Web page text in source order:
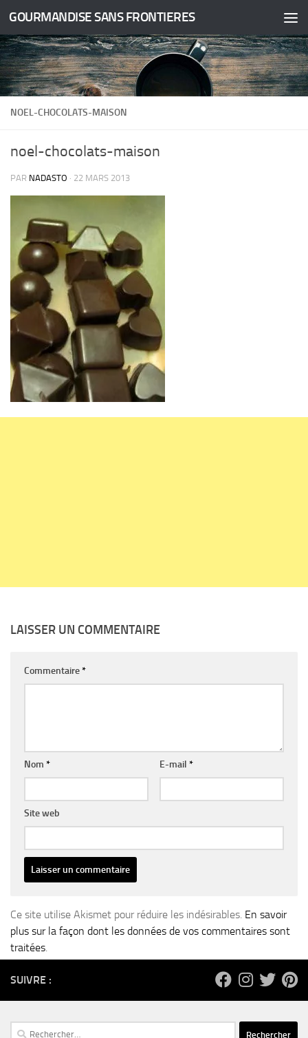
Skip to content
GOURMANDISE SANS FRONTIERES
NOEL-CHOCOLATS-MAISON
noel-chocolats-maison
PAR NADASTO · 22 MARS 2013
LAISSER UN COMMENTAIRE
Commentaire*
Nom * E-mail *
Site web
Ce site utilise Akismet pour réduire les indésirables. En savoir
plus sur la façon dont les données de vos commentaires sont
traitées.
SUIVRE :
Rechercher :